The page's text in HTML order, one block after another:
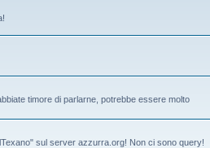
timore di parlarne, potrebbe essere molto
sul server azzurra.org! Non ci sono query!